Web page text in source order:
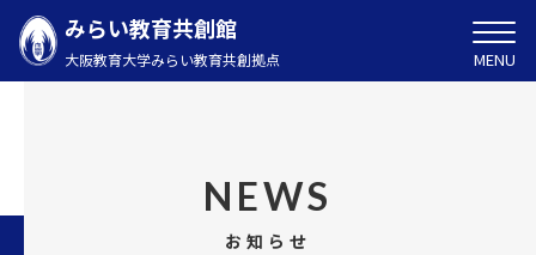
みらい教育共創館
大阪教育大学みらい教育共創拠点 MENU
NEWS
お知らせ